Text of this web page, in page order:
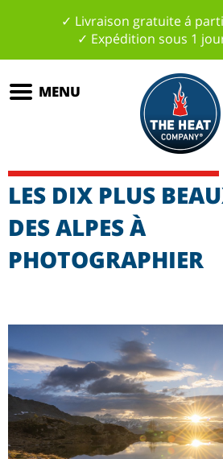
✓ Livraison gratuite á
✓ Expédition sous 1
MENU
LES DIX PLUS
DES ALPES À
PHOTOGRAPHIER